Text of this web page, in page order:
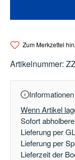
Zum Merkzettel
Artikelnummer:
Wenn Artikel
Sofort
Lieferung per
Lieferung per
Lieferzeit der